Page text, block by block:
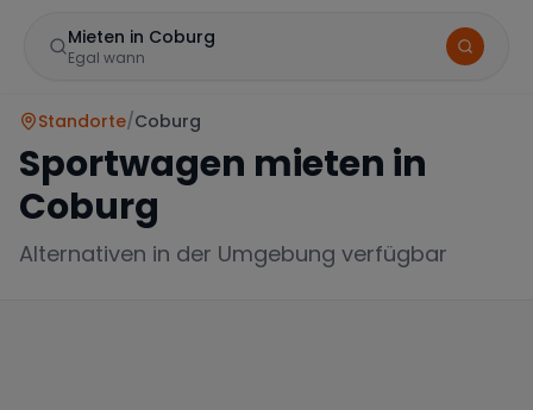
Mieten in Coburg
Egal wann
Standorte/Coburg
Sportwagen mieten in
Coburg
Alternativen in der Umgebung verfügbar